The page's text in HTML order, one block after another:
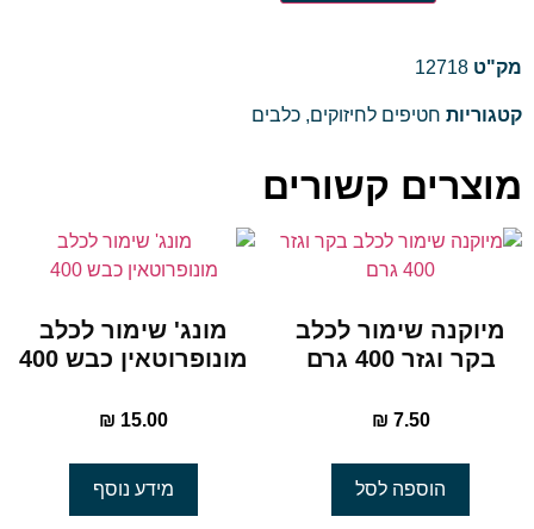
מק"ט 12718
קטגוריות חטיפים לחיזוקים, כלבים
מוצרים קשורים
מיוקנה שימור לכלב
בקר וגזר 400 גרם
₪ 7.50
הוספה לסל
מונג' שימור לכלב
מונופרוטאין כבש 400
₪ 15.00
מידע נוסף